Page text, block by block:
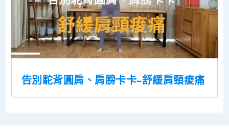
告別駝背圓肩、肩膀卡卡–舒緩肩頸痠痛